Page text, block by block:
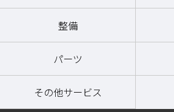
整備
パーツ
その他サービス